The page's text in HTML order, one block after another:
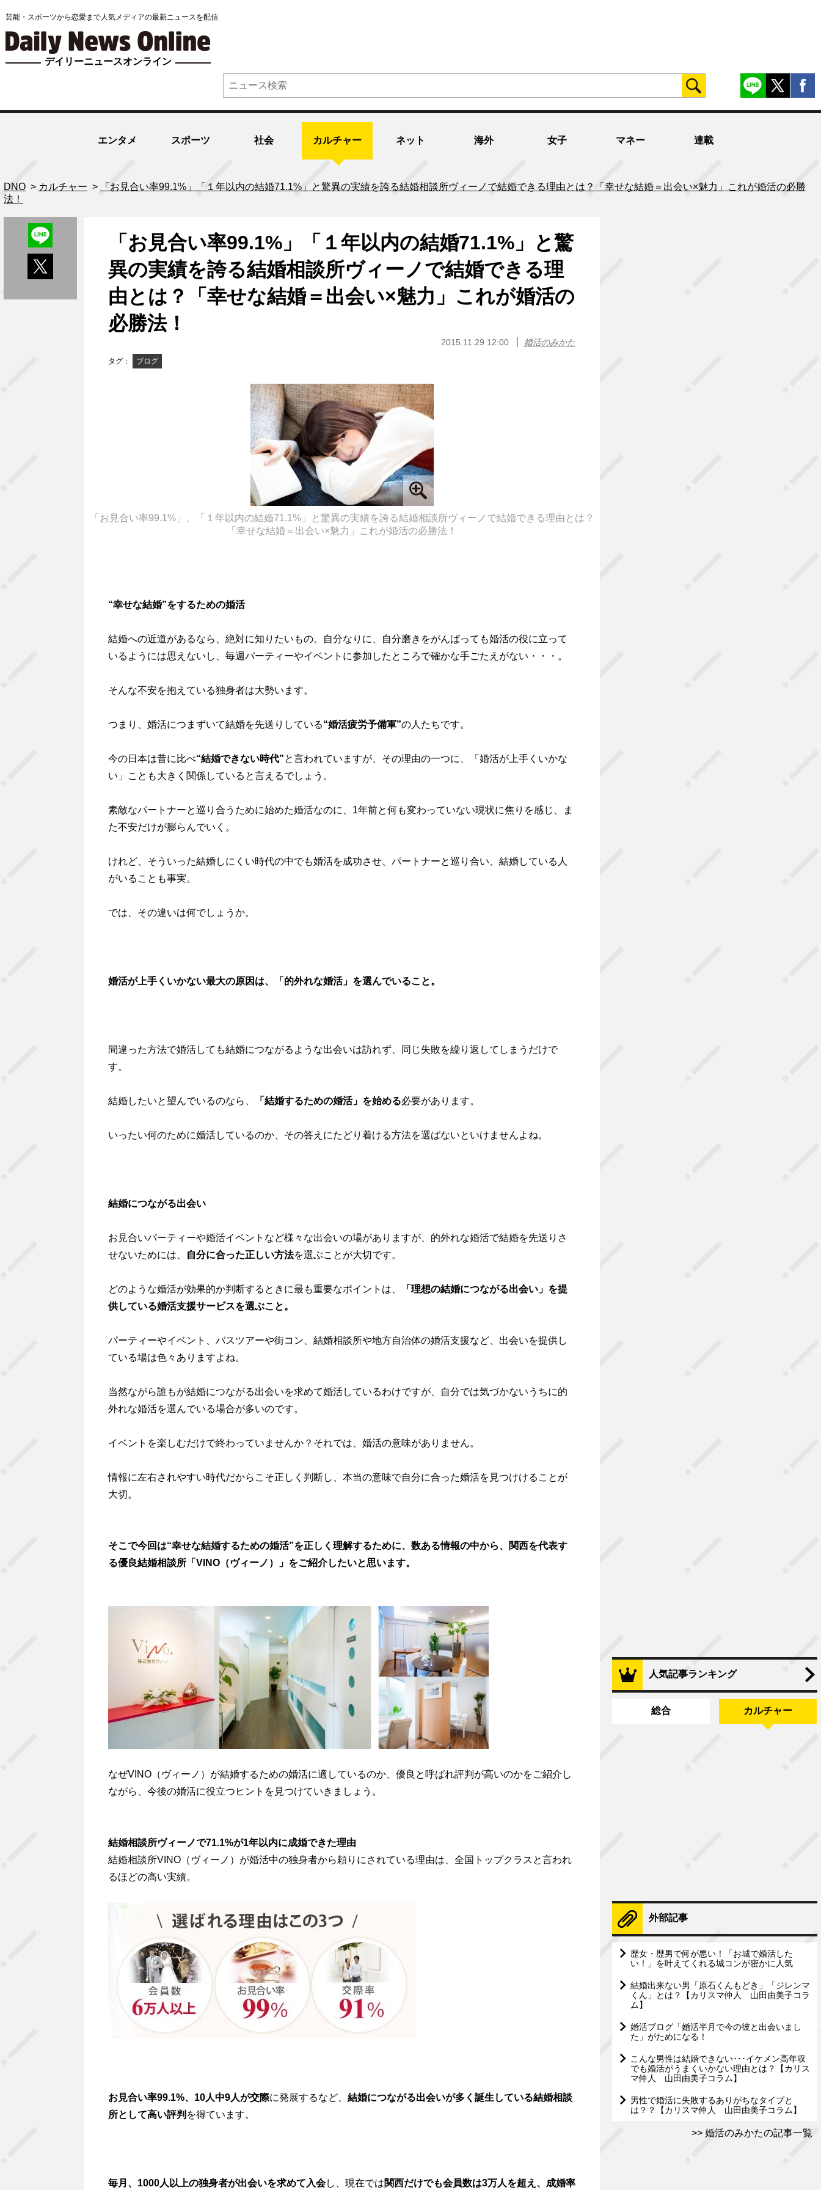
芸能・スポーツから恋愛まで人気メディアの最新ニュースを配信
デイリーニュースオンライン
エンタメ スポーツ 社会 カルチャー ネット 海外 女子 マネー 連載
DNO > カルチャー >
「お見合い率99.1%」「１年以内の結婚71.1%」と驚異の実績を誇る結婚相談所ヴィーノで結婚できる理由とは？「幸せな結婚＝出会い×魅力」これが婚活の必勝
法！
「お見合い率99.1%」「１年以内の結婚71.1%」と驚
異の実績を誇る結婚相談所ヴィーノで結婚できる理
由とは？「幸せな結婚＝出会い×魅力」これが婚活の
必勝法！
2015.11.29 12:00 婚活のみかた
タグ： ブログ
「お見合い率99.1%」、「１年以内の結婚71.1%」と驚異の実績を誇る結婚相談所ヴィーノで結婚できる理由とは？
「幸せな結婚＝出会い×魅力」これが婚活の必勝法！
“幸せな結婚”をするための婚活
結婚への近道があるなら、絶対に知りたいもの。自分なりに、自分磨きをがんばっても婚活の役に立って
いるようには思えないし、毎週パーティーやイベントに参加したところで確かな手ごたえがない・・・。
そんな不安を抱えている独身者は大勢います。
つまり、婚活につまずいて結婚を先送りしている“婚活疲労予備軍”の人たちです。
今の日本は昔に比べ“結婚できない時代”と言われていますが、その理由の一つに、「婚活が上手くいかな
い」ことも大きく関係していると言えるでしょう。
素敵なパートナーと巡り合うために始めた婚活なのに、1年前と何も変わっていない現状に焦りを感じ、ま
た不安だけが膨らんでいく。
けれど、そういった結婚しにくい時代の中でも婚活を成功させ、パートナーと巡り合い、結婚している人
がいることも事実。
では、その違いは何でしょうか。
婚活が上手くいかない最大の原因は、「的外れな婚活」を選んでいること。
間違った方法で婚活しても結婚につながるような出会いは訪れず、同じ失敗を繰り返してしまうだけで
す。
結婚したいと望んでいるのなら、 「結婚するための婚活」を始める必要があります。
いったい何のために婚活しているのか、その答えにたどり着ける方法を選ばないといけませんよね。
結婚につながる出会い
お見合いパーティーや婚活イベントなど様々な出会いの場がありますが、的外れな婚活で結婚を先送りさ
せないためには、
自分に合った正しい方法を選ぶことが大切です。
どのような婚活が効果的か判断するときに最も重要なポイントは、
「理想の結婚につながる出会い」を提
供している婚活支援サービスを選ぶこと。
パーティーやイベント、バスツアーや街コン、結婚相談所や地方自治体の婚活支援など、出会いを提供し
ている場は色々ありますよね。
当然ながら誰もが結婚につながる出会いを求めて婚活しているわけですが、自分では気づかないうちに的
外れな婚活を選んでいる場合が多いのです。
イベントを楽しむだけで終わっていませんか？それでは、婚活の意味がありません。
情報に左右されやすい時代だからこそ正しく判断し、本当の意味で自分に合った婚活を見つけけることが
大切。
そこで今回は“幸せな結婚するための婚活”を正しく理解するために、数ある情報の中から、関西を代表す
る優良結婚相談所「VINO（ヴィーノ）」をご紹介したいと思います。
なぜVINO（ヴィーノ）が結婚するための婚活に適しているのか、優良と呼ばれ評判が高いのかをご紹介し
ながら、今後の婚活に役立つヒントを見つけていきましょう。
結婚相談所ヴィーノで71.1%が1年以内に成婚できた理由
結婚相談所VINO（ヴィーノ）が婚活中の独身者から頼りにされている理由は、全国トップクラスと言われ
るほどの高い実績。
お見合い率99.1%、10人中9人が交際に発展するなど、 結婚につながる出会いが多く誕生している結婚相談
所として高い評判 を得ています。
毎月、1000人以上の独身者が出会いを求めて入会し、現在では関西だけでも会員数は3万人を超え、成婚率
人気記事ランキング
総合 カルチャー
外部記事
歴女・歴男で何が悪い！「お城で婚活した
い！」を叶えてくれる城コンが密かに人気
結婚出来ない男「原石くんもどき」「ジレンマ
くん」とは？【カリスマ仲人 山田由美子コラ
ム】
婚活ブログ「婚活半月で今の彼と出会いまし
た」がためになる！
こんな男性は結婚できない･･･イケメン高年収
でも婚活がうまくいかない理由とは？【カリス
マ仲人 山田由美子コラム】
男性で婚活に失敗するありがちなタイプと
は？？【カリスマ仲人 山田由美子コラム】
婚活のみかたの記事一覧